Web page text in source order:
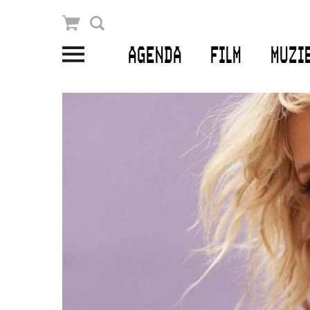
AGENDA FILM
Winkelmandje
PLAN JE BEZOEK
Openingstijden & contact
Schoolvoorstellingen
Filmprogramma’s Primair Onderwijs